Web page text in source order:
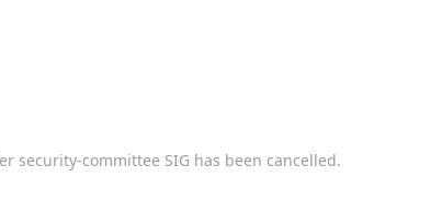
security-committee SIG has been cancelled.